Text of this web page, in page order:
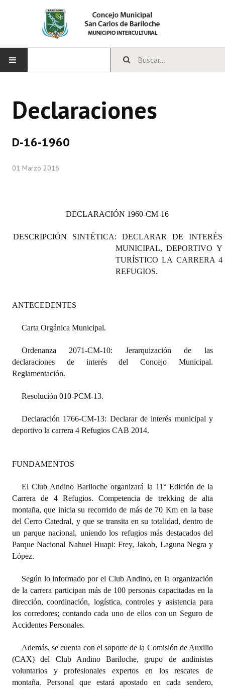
CONCEJO
Concejales Mandato Cumplido
Programas
Constitución Provincial
Carta Orgánica 2007
Digesto
Informes de Gestión
Actas de Sesión
Informes de Unidad Coordinadora
Ejecución Presupuestaria
Actas de Audiencias Públicas
NORMATIVA
Comunicaciones
Declaraciones
Resoluciones de Presidencia
INSTITUCIONAL
Declaraciones
D-16-1960
01 Marzo 2016
DECLARACIÓN 1960-CM-16
DESCRIPCIÓN SINTÉTICA: DECLARAR DE INTERÉS
MUNICIPAL, DEPORTIVO Y
TURÍSTICO LA CARRERA 4
REFUGIOS.
ANTECEDENTES
Carta Orgánica Municipal.
Ordenanza 2071-CM-10: Jerarquización de las
declaraciones de interés del Concejo Municipal.
Reglamentación.
Resolución 010-PCM-13.
Declaración 1766-CM-13: Declarar de interés municipal y
deportivo la carrera 4 Refugios CAB 2014.
FUNDAMENTOS
El Club Andino Bariloche organizará la 11° Edición de la
Carrera de 4 Refugios. Competencia de trekking de alta
montaña, que inicia su recorrido de más de 70 Km en la base
del Cerro Catedral, y que se transita en su totalidad, dentro de
un parque nacional, uniendo los refugios más destacados del
Parque Nacional Nahuel Huapi: Frey, Jakob, Laguna Negra y
López.
Según lo informado por el Club Andino, en la organización
de la carrera participan más de 100 personas capacitadas en la
dirección, coordinación, logística, controles y asistencia para
los corredores; contando cada uno de ellos con un Seguro de
Accidentes Personales.
Además, se cuenta con el soporte de la Comisión de Auxilio
(CAX) del Club Andino Bariloche, grupo de andinistas
voluntarios y profesionales expertos en los rescates de
montaña. Personal que estará apostado en cada sendero,